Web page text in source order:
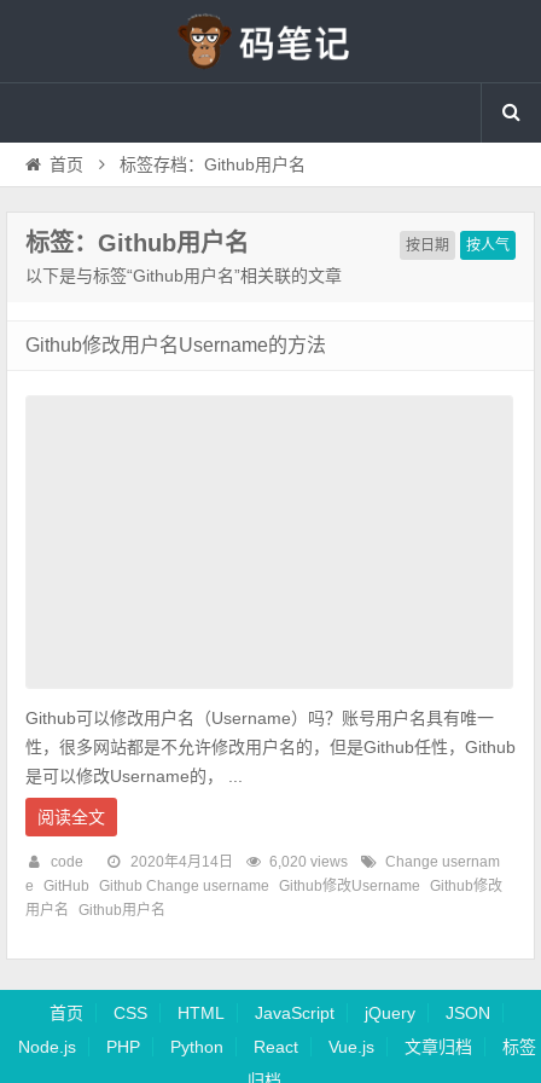
首页 标签存档：Github用户名
按日期 按人气
标签：Github用户名
以下是与标签“Github用户名”相关联的文章
Github修改用户名Username的方法
Github可以修改用户名（Username）吗？账号用户名具有唯一
性，很多网站都是不允许修改用户名的，但是Github任性，Github
是可以修改Username的， ...
阅读全文
code 2020年4月14日 6,020 views
Change usernam
e
GitHub Github Change username Github修改Username
Github修改
用户名
Github用户名
首页 CSS HTML JavaScript jQuery
JSON
Node.js
PHP Python React Vue.js 文章归档
标签